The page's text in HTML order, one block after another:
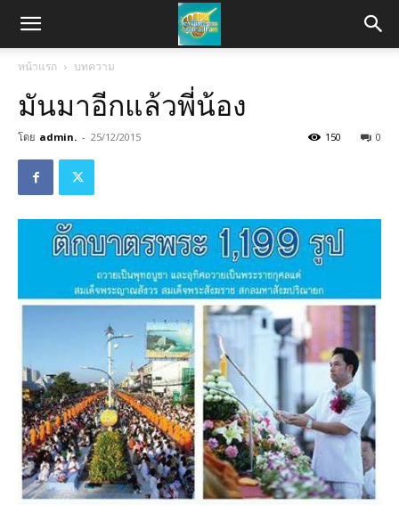
หน้าแรก บทความ
มันมาอีกแล้วพี่น้อง
โดย admin. - 25/12/2015 0
150